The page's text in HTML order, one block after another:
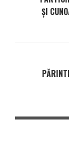
ȘI